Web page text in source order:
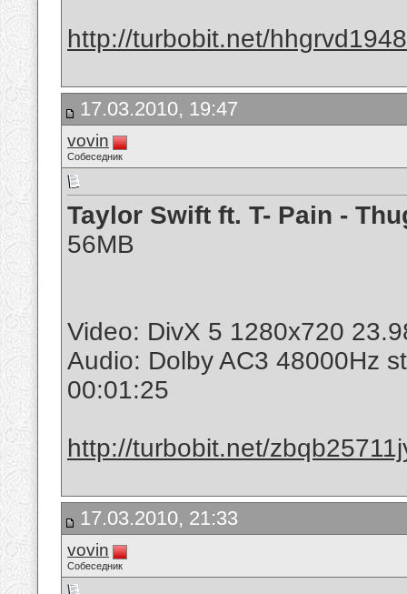
http://turbobit.net/
17.03.2010, 19:47
vovin
Собеседник
Taylor Swift ft. T- Pain -
56MB
Video: DivX 5 1280x720
Audio: Dolby AC3 48000Hz
00:01:25
http://turbobit.net/
17.03.2010, 21:33
vovin
Собеседник